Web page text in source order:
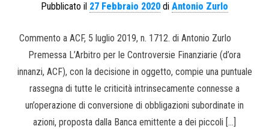
Pubblicato il 27 Febbraio 2020 di Antonio Zurlo
Commento a ACF, 5 luglio 2019, n. 1712. di Antonio Zurlo
Premessa L’Arbitro per le Controversie Finanziarie (d’ora
innanzi, ACF), con la decisione in oggetto, compie una puntuale
rassegna di tutte le criticità intrinsecamente connesse a
un’operazione di conversione di obbligazioni subordinate in
azioni, proposta dalla Banca emittente a dei piccoli […]